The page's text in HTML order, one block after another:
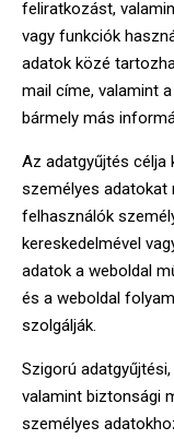
feliratkozást,
vagy funkciók
adatok közé
mail címe, valamint
bármely más
Az adatgyűjtés célja
személyes adatokat
felhasználók
kereskedelmével
adatok a weboldal
és a weboldal
szolgálják.
Szigorú
valamint biztonsági
személyes